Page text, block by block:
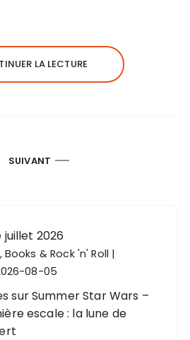
LA LECTURE
SUIVANT
juillet 2026
& Rock 'n' Roll
08-05
sur Summer Star Wars –
escale : la lune de